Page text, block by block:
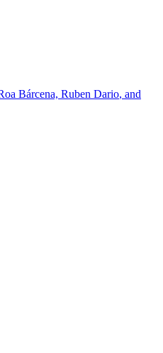
Bárcena, Ruben Dario, and